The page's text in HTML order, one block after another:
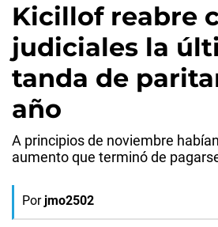
Kicillof reabre
judiciales la
tanda de
año
A principios de noviembre
aumento que terminó de
Por jmo2502